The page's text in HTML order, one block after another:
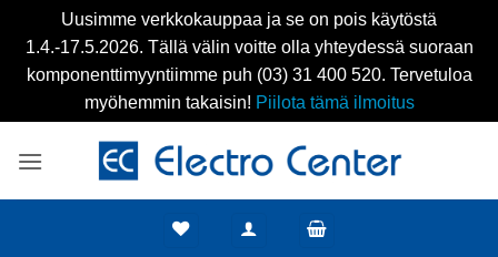
Uusimme verkkokauppaa ja se on pois käytöstä
1.4.-17.5.2026. Tällä välin voitte olla yhteydessä suoraan
komponenttimyyntiimme puh (03) 31 400 520. Tervetuloa
myöhemmin takaisin! Piilota tämä ilmoitus